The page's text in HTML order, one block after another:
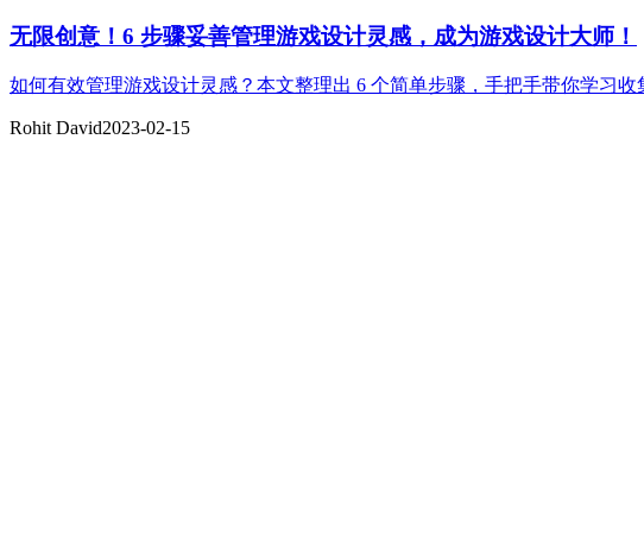
无限创意！6 步骤妥善管理游戏设计灵感，成为游戏设计大师！
如何有效管理游戏设计灵感？本文整理出 6 个简单步骤，手把手带你学习
Rohit David2023-02-15